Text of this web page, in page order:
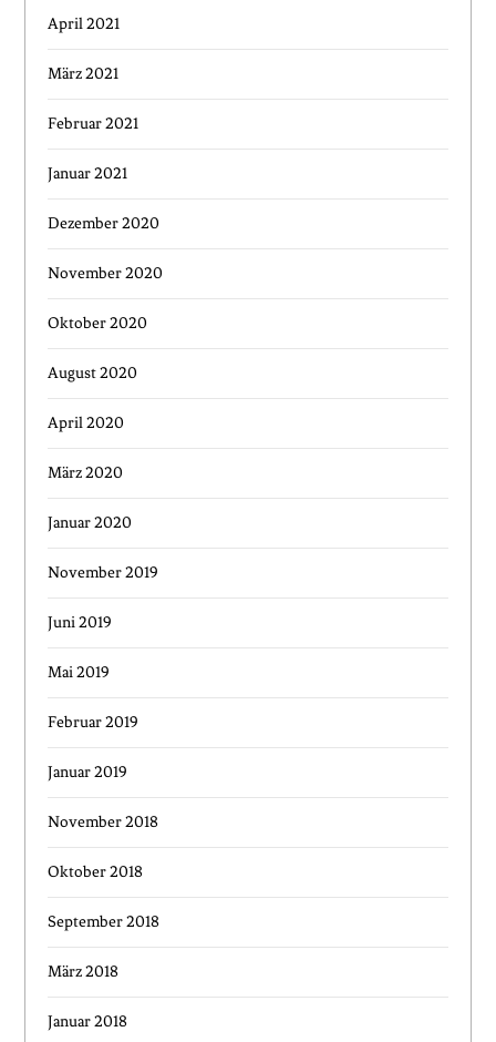
April 2021
März 2021
Februar 2021
Januar 2021
Dezember 2020
November 2020
Oktober 2020
August 2020
April 2020
März 2020
Januar 2020
November 2019
Juni 2019
Mai 2019
Februar 2019
Januar 2019
November 2018
Oktober 2018
September 2018
März 2018
Januar 2018